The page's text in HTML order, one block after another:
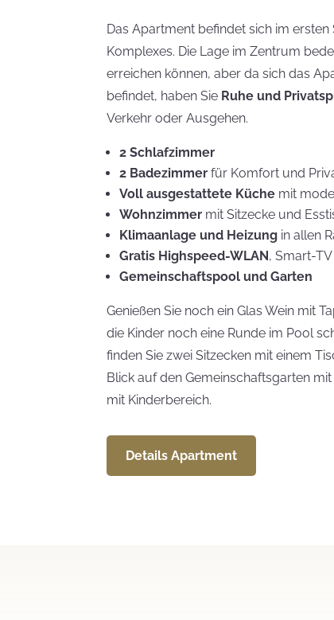
Das Apartment befindet sich im
Komplexes. Die Lage im Zentrum
erreichen können, aber da sich das
befindet, haben Sie Ruhe und
Verkehr oder Ausgehen.
2 Schlafzimmer
2 Badezimmer für Komfort und
Voll ausgestattete Küche mit
Wohnzimmer mit Sitzecke und
Klimaanlage und Heizung in allen
Gratis Highspeed-WLAN , Smart-
Gemeinschaftspool und Garten
Genießen Sie noch ein Glas Wein mit
die Kinder noch eine Runde im Pool
finden Sie zwei Sitzecken mit einem
Blick auf den Gemeinschaftsgarten
mit Kinderbereich.
Details Apartment